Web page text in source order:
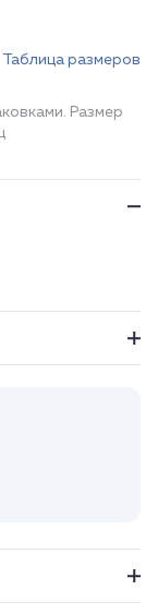
Таблица размеров
Размер